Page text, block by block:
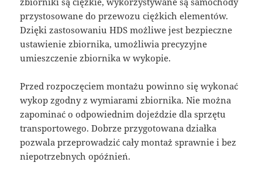
przystosowane do przewozu ciężkich elementów.
Dzięki zastosowaniu HDS możliwe jest bezpieczne
ustawienie zbiornika, umożliwia precyzyjne
umieszczenie zbiornika w wykopie.
Przed rozpoczęciem montażu powinno się wykonać
wykop zgodny z wymiarami zbiornika. Nie można
zapominać o odpowiednim dojeździe dla sprzętu
transportowego. Dobrze przygotowana działka
pozwala przeprowadzić cały montaż sprawnie i bez
niepotrzebnych opóźnień.